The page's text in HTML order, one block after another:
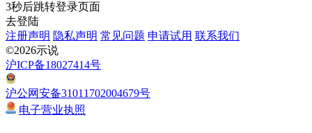
3秒后跳转登录页面
去登陆
注册声明 隐私声明 常见问题 申请试用 联系我们
©2026示说
沪ICP备18027414号
沪公网安备31011702004679号
电子营业执照